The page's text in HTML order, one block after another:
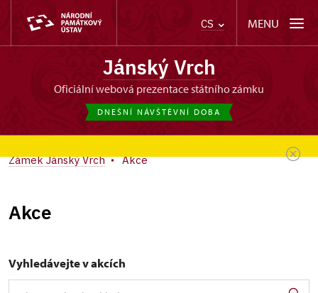
CS MENU
Jánský Vrch
oficiální webová prezentace státního zámku
DNEŠNÍ NÁVŠTĚVNÍ DOBA
Zámek Jánský Vrch Akce
Akce
Vyhledávejte v akcích